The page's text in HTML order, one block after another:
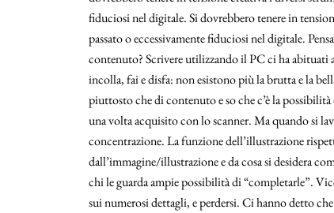
fiduciosi nel digitale. Si dovrebbero tenere in
passato o eccessivamente fiduciosi nel digitale.
contenuto? Scrivere utilizzando il PC ci ha abituati
incolla, fai e disfa: non esistono più la brutta e la
piuttosto che di contenuto e so che c’è la
una volta acquisito con lo scanner. Ma quando si
concentrazione. La funzione dell’illustrazione
dall’immagine/illustrazione e da cosa si desidera
chi le guarda ampie possibilità di “completarle”.
sui numerosi dettagli, e perdersi. Ci hanno detto